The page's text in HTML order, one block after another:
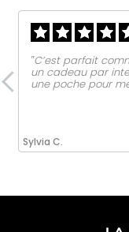
Sylvia C.
‟C’est parfait
un cadeau par
une poche pour